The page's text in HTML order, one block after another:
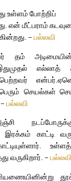
போற்றிப்
என் மீட்பராம்
–பல்லவி
தம்
எல்லாத்
என்பர்.
செயல்கள்
பல்லவி
காட்டி
வருகிறார். – பல்லவி